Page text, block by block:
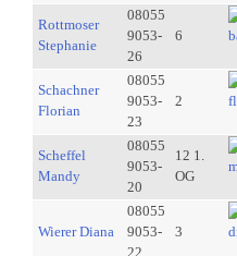
Rottmoser
Stephanie
08055
9053-
26
6
Schachner
Florian
08055
9053-
23
2
Scheffel
Mandy
08055
9053-
20
12 1.
OG
Wierer Diana
08055
9053-
22
3